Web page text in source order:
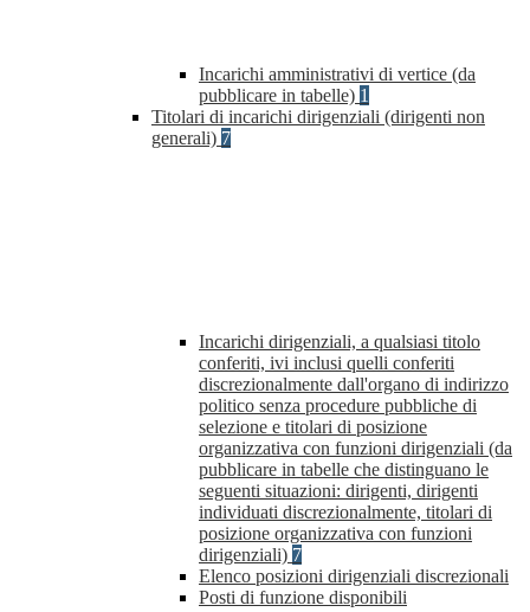
Incarichi amministrativi di vertice (da
pubblicare in tabelle) 1
Titolari di incarichi dirigenziali (dirigenti non
generali) 7
Incarichi dirigenziali, a qualsiasi titolo
conferiti, ivi inclusi quelli conferiti
discrezionalmente dall'organo di indirizzo
politico senza procedure pubbliche di
selezione e titolari di posizione
organizzativa con funzioni dirigenziali (da
pubblicare in tabelle che distinguano le
seguenti situazioni: dirigenti, dirigenti
individuati discrezionalmente, titolari di
posizione organizzativa con funzioni
dirigenziali) 7
Elenco posizioni dirigenziali discrezionali
Posti di funzione disponibili